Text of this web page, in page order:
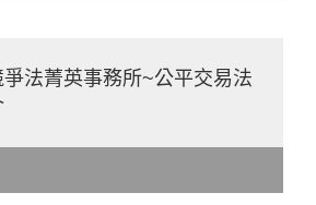
法菁英事務所~公平交易法